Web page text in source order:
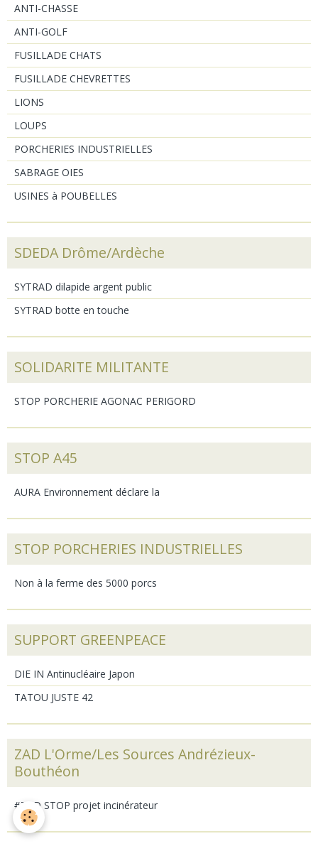
ANTI-CHASSE
ANTI-GOLF
FUSILLADE CHATS
FUSILLADE CHEVRETTES
LIONS
LOUPS
PORCHERIES INDUSTRIELLES
SABRAGE OIES
USINES à POUBELLES
SDEDA Drôme/Ardèche
SYTRAD dilapide argent public
SYTRAD botte en touche
SOLIDARITE MILITANTE
STOP PORCHERIE AGONAC PERIGORD
STOP A45
AURA Environnement déclare la
STOP PORCHERIES INDUSTRIELLES
Non à la ferme des 5000 porcs
SUPPORT GREENPEACE
DIE IN Antinucléaire Japon
TATOU JUSTE 42
ZAD L'Orme/Les Sources Andrézieux-
Bouthéon
#ZAD STOP projet incinérateur